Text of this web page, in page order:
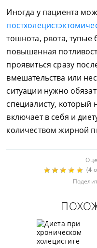
Иногда у пациента
тошнота, рвота,
повышенная
проявиться сразу
вмешательства или
ситуации нужно
специалисту, который
включает в себя и
количеством жирной
(4